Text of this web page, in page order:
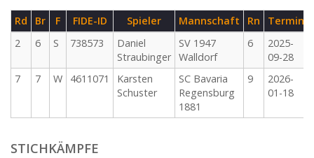
Rd Br F FIDE-ID Spieler Mannschaft Rn Termin
2
6 S 738573
Daniel
Straubinger
SV 1947
Walldorf
6
2025-
09-28
7 7 W 4611071
Karsten
Schuster
SC Bavaria
Regensburg
1881
9
2026-
01-18
STICHKÄMPFE